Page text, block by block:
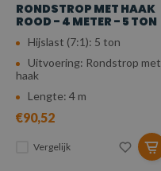
RONDSTROP MET HAAK
ROOD - 4 METER - 5 TON
Hijslast (7:1): 5 ton
Uitvoering: Rondstrop met
haak
Lengte: 4 m
€90,52
Vergelijk